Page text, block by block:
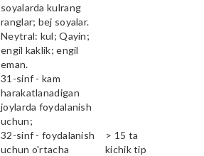
soyalarda kulrang
ranglar; bej soyalar.
Neytral: kul; Qayin;
engil kaklik; engil
eman.
31-sinf - kam
harakatlanadigan
joylarda foydalanish
uchun;
32-sinf - foydalanish
uchun o'rtacha
> 15 ta
kichik tip